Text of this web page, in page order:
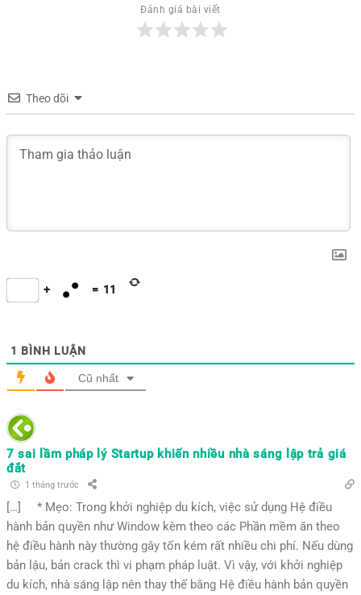
Đánh giá bài viết
Theo dõi
+ = 11
1 BÌNH LUẬN
Cũ nhất
7 sai lầm pháp lý Startup khiến nhiều nhà sáng lập trả giá
đắt
1 tháng trước
[…] * Mẹo: Trong khởi nghiệp du kích, việc sử dụng Hệ điều
hành bản quyền như Window kèm theo các Phần mềm ăn theo
hệ điều hành này thường gây tốn kém rất nhiều chi phí. Nếu dùng
bản lậu, bản crack thì vi phạm pháp luật. Vì vậy, với khởi nghiệp
du kích, nhà sáng lập nên thay thế bằng Hệ điều hành bản quyền